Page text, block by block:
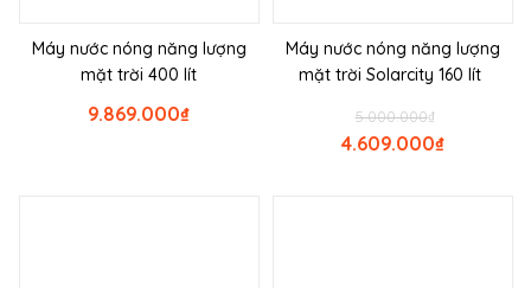
Máy nước nóng năng lượng
mặt trời 400 lít
₫
9.869.000
Máy nước nóng năng lượng
mặt trời Solarcity 160 lít
₫
5.000.000
₫
4.609.000